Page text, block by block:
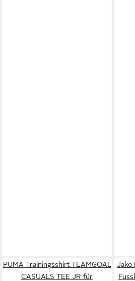
PUMA Trainingsshirt TEAMGOAL
CASUALS TEE JR für
Jako